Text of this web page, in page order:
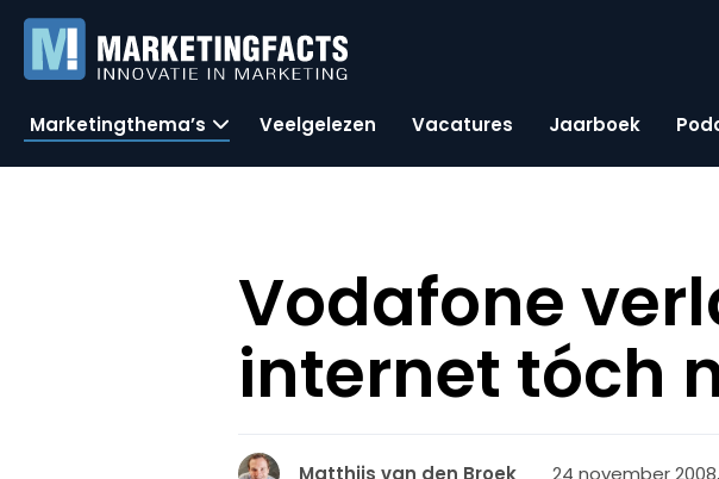
Marketingthema’s Veelgelezen Vacatures Jaarboek
Vodafone
internet tóch
Matthijs van den Broek 24 november 2008,